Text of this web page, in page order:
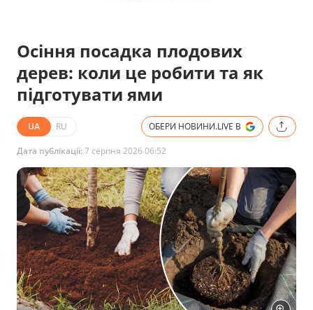
Осіння посадка плодових
дерев: коли це робити та як
підготувати ями
UA RU ОБЕРИ НОВИНИ.LIVE В
Дата публікації:7 серпня 2026 06:52